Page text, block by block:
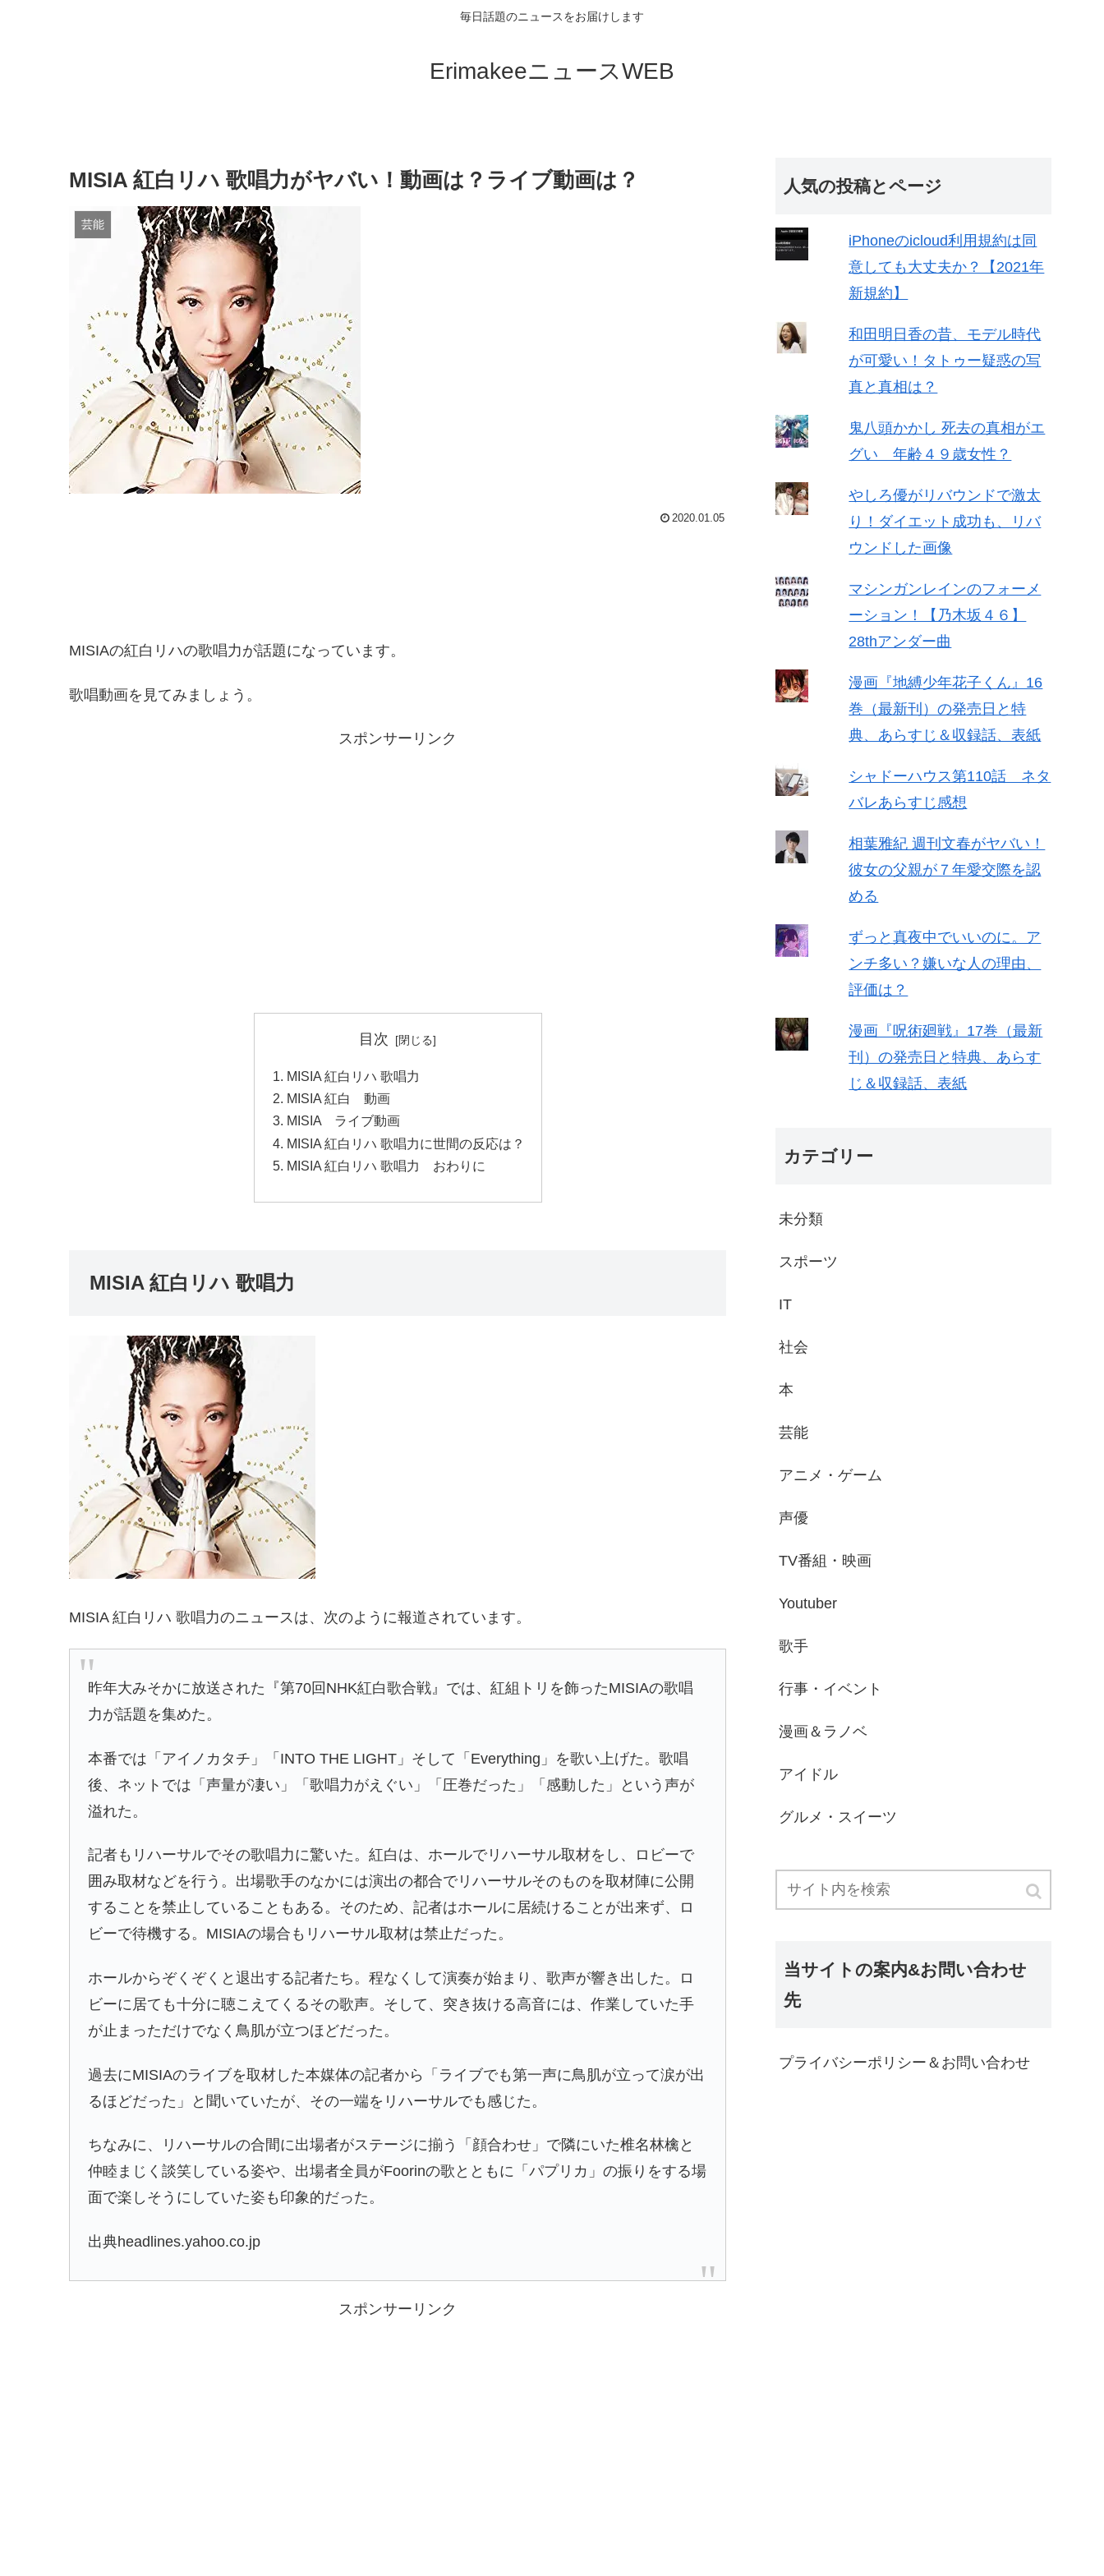
毎日話題のニュースをお届けします
ErimakeeニュースWEB
MISIA 紅白リハ 歌唱力がヤバい！動画は？ライブ動画は？
芸能
2020.01.05
MISIAの紅白リハの歌唱力が話題になっています。
歌唱動画を見てみましょう。
スポンサーリンク
目次
MISIA 紅白リハ 歌唱力
MISIA 紅白 動画
MISIA ライブ動画
MISIA 紅白リハ 歌唱力に世間の反応は？
MISIA 紅白リハ 歌唱力 おわりに
MISIA 紅白リハ 歌唱力
MISIA 紅白リハ 歌唱力のニュースは、次のように報道されています。
昨年大みそかに放送された『第70回NHK紅白歌合戦』では、紅組トリを飾ったMISIAの歌唱
力が話題を集めた。
本番では「アイノカタチ」「INTO THE LIGHT」そして「Everything」を歌い上げた。歌唱
後、ネットでは「声量が凄い」「歌唱力がえぐい」「圧巻だった」「感動した」という声が
溢れた。
記者もリハーサルでその歌唱力に驚いた。紅白は、ホールでリハーサル取材をし、ロビーで
囲み取材などを行う。出場歌手のなかには演出の都合でリハーサルそのものを取材陣に公開
することを禁止していることもある。そのため、記者はホールに居続けることが出来ず、ロ
ビーで待機する。MISIAの場合もリハーサル取材は禁止だった。
ホールからぞくぞくと退出する記者たち。程なくして演奏が始まり、歌声が響き出した。ロ
ビーに居ても十分に聴こえてくるその歌声。そして、突き抜ける高音には、作業していた手
が止まっただけでなく鳥肌が立つほどだった。
過去にMISIAのライブを取材した本媒体の記者から「ライブでも第一声に鳥肌が立って涙が出
るほどだった」と聞いていたが、その一端をリハーサルでも感じた。
ちなみに、リハーサルの合間に出場者がステージに揃う「顔合わせ」で隣にいた椎名林檎と
仲睦まじく談笑している姿や、出場者全員がFoorinの歌とともに「パプリカ」の振りをする場
面で楽しそうにしていた姿も印象的だった。
出典headlines.yahoo.co.jp
スポンサーリンク
人気の投稿とページ
iPhoneのicloud利用規約は同
意しても大丈夫か？【2021年
新規約】
和田明日香の昔、モデル時代
が可愛い！タトゥー疑惑の写
真と真相は？
鬼八頭かかし 死去の真相がエ
グい 年齢４９歳女性？
やしろ優がリバウンドで激太
り！ダイエット成功も、リバ
ウンドした画像
マシンガンレインのフォーメ
ーション！【乃木坂４６】
28thアンダー曲
漫画『地縛少年花子くん』16
巻（最新刊）の発売日と特
典、あらすじ＆収録話、表紙
シャドーハウス第110話 ネタ
バレあらすじ感想
相葉雅紀 週刊文春がヤバい！
彼女の父親が７年愛交際を認
める
ずっと真夜中でいいのに。ア
ンチ多い？嫌いな人の理由、
評価は？
漫画『呪術廻戦』17巻（最新
刊）の発売日と特典、あらす
じ＆収録話、表紙
カテゴリー
未分類
スポーツ
IT
社会
本
芸能
アニメ・ゲーム
声優
TV番組・映画
Youtuber
歌手
行事・イベント
漫画＆ラノベ
アイドル
グルメ・スイーツ
当サイトの案内&お問い合わせ
先
プライバシーポリシー＆お問い合わせ